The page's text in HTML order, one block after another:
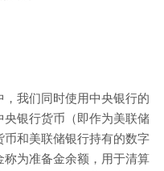
我们同时使用中央银行的
银行货币（即作为美联储
和美联储银行持有的数字
为准备金余额，用于清算